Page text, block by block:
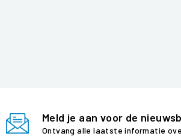
Meld je aan voor de
Ontvang alle laatste informatie